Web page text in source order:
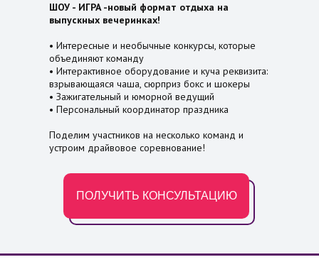
ШОУ - ИГРА -новый формат отдыха на
выпускных вечеринках!
• Интересные и необычные конкурсы, которые
объединяют команду
• Интерактивное оборудование и куча реквизита:
взрывающаяся чаша, сюрприз бокс и шокеры
• Зажигательный и юморной ведущий
• Персональный координатор праздника
Поделим участников на несколько команд и
устроим драйвовое соревнование!
ПОЛУЧИТЬ КОНСУЛЬТАЦИЮ